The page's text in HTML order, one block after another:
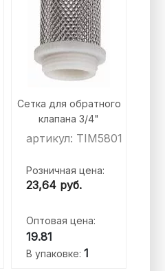
Сетка для обратного
клапана 3/4"
артикул: TIM5801
Розничная цена:
23,64 руб.
Оптовая цена:
19.81
В упаковке: 1